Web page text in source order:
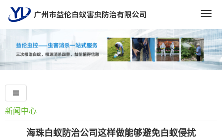
新闻中心
海珠白蚁防治公司这样做能够避免白蚁侵扰